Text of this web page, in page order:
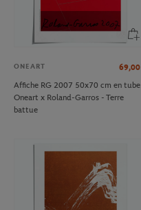
ONEART 69,00
Affiche RG 2007 50x70 cm en tube
Oneart x Roland-Garros - Terre
battue